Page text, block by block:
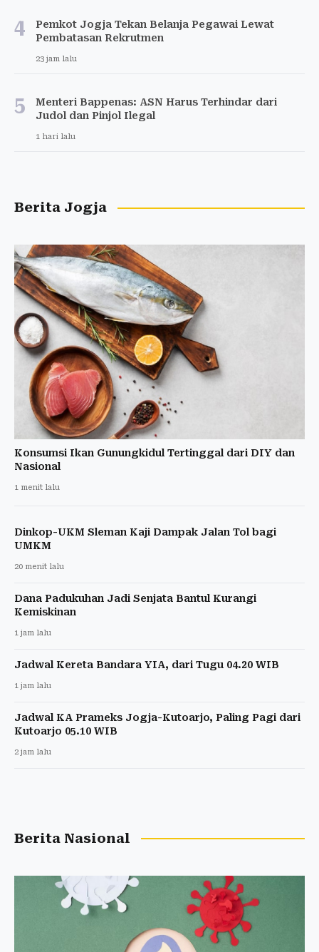
4
Pemkot Jogja Tekan Belanja Pegawai Lewat
Pembatasan Rekrutmen
23 jam lalu
5
Menteri Bappenas: ASN Harus Terhindar dari
Judol dan Pinjol Ilegal
1 hari lalu
Berita Jogja
Konsumsi Ikan Gunungkidul Tertinggal dari DIY dan
Nasional
1 menit lalu
Dinkop-UKM Sleman Kaji Dampak Jalan Tol bagi
UMKM
20 menit lalu
Dana Padukuhan Jadi Senjata Bantul Kurangi
Kemiskinan
1 jam lalu
Jadwal Kereta Bandara YIA, dari Tugu 04.20 WIB
1 jam lalu
Jadwal KA Prameks Jogja-Kutoarjo, Paling Pagi dari
Kutoarjo 05.10 WIB
2 jam lalu
Berita Nasional